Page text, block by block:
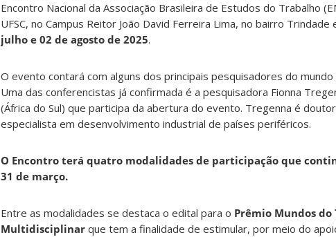
Encontro Nacional da Associação Brasileira de Estudos do Trabalho
UFSC, no Campus Reitor João David Ferreira Lima, no bairro
julho e 02 de agosto de 2025.
O evento contará com alguns dos principais pesquisadores do
Uma das conferencistas já confirmada é a pesquisadora Fionna
(África do Sul) que participa da abertura do evento. Tregenna é
especialista em desenvolvimento industrial de países periféricos.
O Encontro terá quatro modalidades de participação que
31 de março.
Entre as modalidades se destaca o edital para o Prêmio Mundos
Multidisciplinar que tem a finalidade de estimular, por meio do